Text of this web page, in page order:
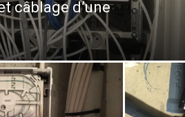
câblage d’une